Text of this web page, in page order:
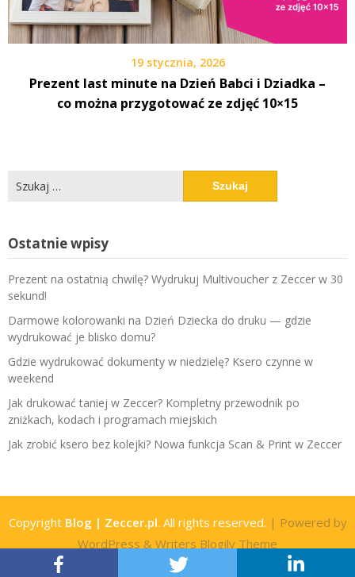
19 stycznia, 2026
Prezent last minute na Dzień Babci i Dziadka –
co można przygotować ze zdjęć 10×15
Ostatnie wpisy
Prezent na ostatnią chwilę? Wydrukuj Multivoucher z Zeccer w 30
sekund!
Darmowe kolorowanki na Dzień Dziecka do druku — gdzie
wydrukować je blisko domu?
Gdzie wydrukować dokumenty w niedzielę? Ksero czynne w
weekend
Jak drukować taniej w Zeccer? Kompletny przewodnik po
zniżkach, kodach i programach miejskich
Jak zrobić ksero bez kolejki? Nowa funkcja Scan & Print w Zeccer
Copyright Blog | Zeccer.pl. All rights reserved. | Powered by
WordPress & Writers Blogily Theme